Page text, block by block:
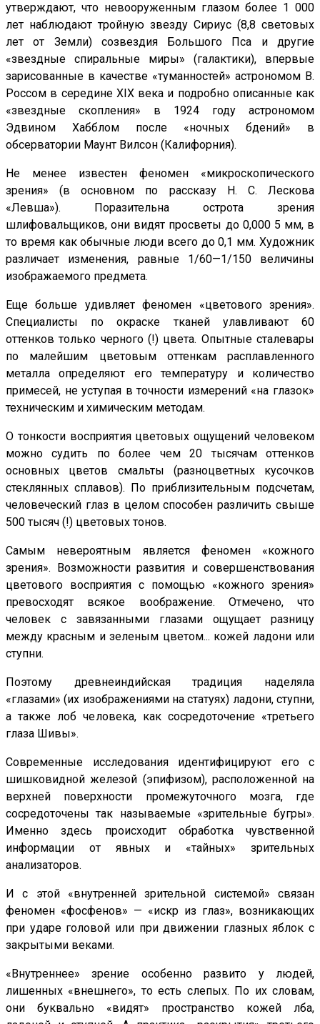
утверждают, что невооруженным глазом более 1 000
лет наблюдают тройную звезду Сириус (8,8 световых
лет от Земли) созвездия Большого Пса и другие
«звездные спиральные миры» (галактики), впервые
зарисованные в качестве «туманностей» астрономом В.
Россом в середине XIX века и подробно описанные как
«звездные скопления» в 1924 году астрономом
Эдвином Хабблом после «ночных бдений» в
обсерватории Маунт Вилсон (Калифорния).
Не менее известен феномен «микроскопического
зрения» (в основном по рассказу Н. С. Лескова
«Левша»). Поразительна острота зрения
шлифовальщиков, они видят просветы до 0,000 5 мм, в
то время как обычные люди всего до 0,1 мм. Художник
различает изменения, равные 1/60—1/150 величины
изображаемого предмета.
Еще больше удивляет феномен «цветового зрения».
Специалисты по окраске тканей улавливают 60
оттенков только черного (!) цвета. Опытные сталевары
по малейшим цветовым оттенкам расплавленного
металла определяют его температуру и количество
примесей, не уступая в точности измерений «на глазок»
техническим и химическим методам.
О тонкости восприятия цветовых ощущений человеком
можно судить по более чем 20 тысячам оттенков
основных цветов смальты (разноцветных кусочков
стеклянных сплавов). По приблизительным подсчетам,
человеческий глаз в целом способен различить свыше
500 тысяч (!) цветовых тонов.
Самым невероятным является феномен «кожного
зрения». Возможности развития и совершенствования
цветового восприятия с помощью «кожного зрения»
превосходят всякое воображение. Отмечено, что
человек с завязанными глазами ощущает разницу
между красным и зеленым цветом... кожей ладони или
ступни.
Поэтому древнеиндийская традиция наделяла
«глазами» (их изображениями на статуях) ладони, ступни,
а также лоб человека, как сосредоточение «третьего
глаза Шивы».
Современные исследования идентифицируют его с
шишковидной железой (эпифизом), расположенной на
верхней поверхности промежуточного мозга, где
сосредоточены так называемые «зрительные бугры».
Именно здесь происходит обработка чувственной
информации от явных и «тайных» зрительных
анализаторов.
И с этой «внутренней зрительной системой» связан
феномен «фосфенов» — «искр из глаз», возникающих
при ударе головой или при движении глазных яблок с
закрытыми веками.
«Внутреннее» зрение особенно развито у людей,
лишенных «внешнего», то есть слепых. По их словам,
они буквально «видят» пространство кожей лба,